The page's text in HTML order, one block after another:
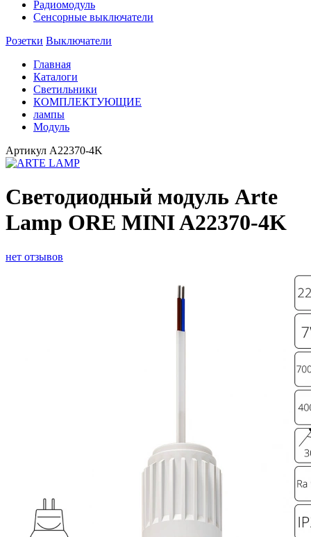
Радиомодуль
Сенсорные выключатели
Розетки Выключатели
Главная
Каталоги
Светильники
КОМПЛЕКТУЮЩИЕ
лампы
Модуль
Артикул A22370-4K
Светодиодный модуль Arte
Lamp ORE MINI A22370-4K
нет отзывов